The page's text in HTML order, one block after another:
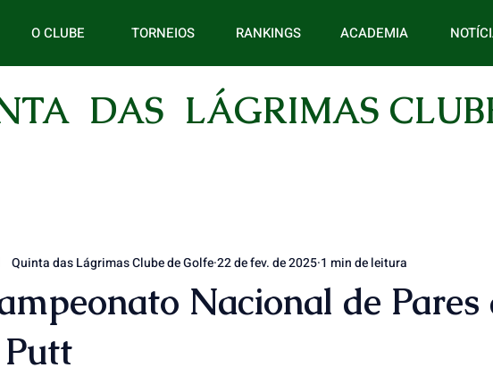
O CLUBE TORNEIOS RANKINGS ACADEMIA
DAS LÁGRIMAS
Nacional de Pares
Quinta das Lágrimas Clube de Golfe22 de fev. de 2025 1 min de leitura